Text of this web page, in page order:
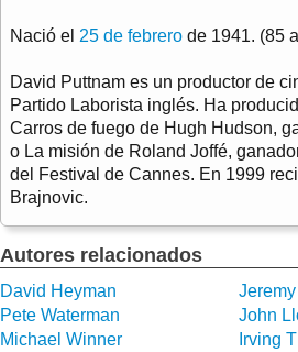
Nació el 25 de febrero de 1941. (85
David Puttnam es un productor de
Partido Laborista inglés. Ha
Carros de fuego de Hugh Hudson,
o La misión de Roland Joffé,
del Festival de Cannes. En 1999
Brajnovic.
Autores relacionados
David Heyman
Pete Waterman
John
Michael Winner
Irving